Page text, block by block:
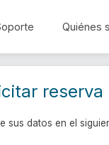
Quiénes
reserva
sus datos en el